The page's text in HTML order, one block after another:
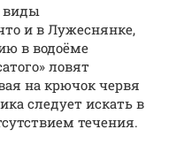
виды
и в Лужеснянке,
в водоёме
ловят
на крючок червя
следует искать в
течения.